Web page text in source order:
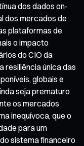
dos dados on-
dos mercados de
plataformas de
o impacto
do CIO da
resiliência única das
globais e
seja prematuro
os mercados
inequívoca, que o
para um
sistema financeiro